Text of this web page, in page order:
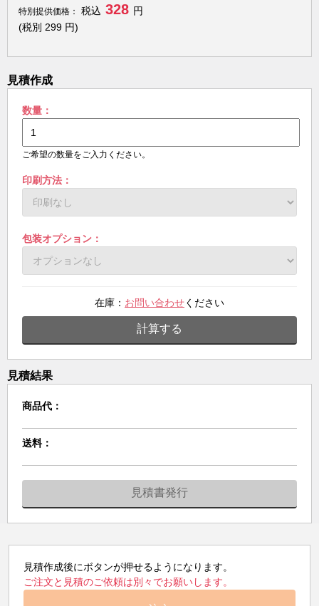
特別提供価格：
税込 328 円
(税別 299 円)
見積作成
数量：
ご希望の数量をご入力ください。
印刷方法：
包装オプション：
在庫： お問い合わせください
計算する
見積結果
商品代：
送料：
見積書発行
見積作成後にボタンが押せるようになります。
ご注文と見積のご依頼は別々でお願いします。